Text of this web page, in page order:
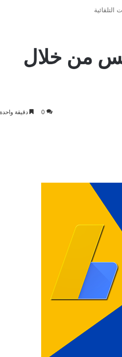
من خلال
0 دقيقة واحدة